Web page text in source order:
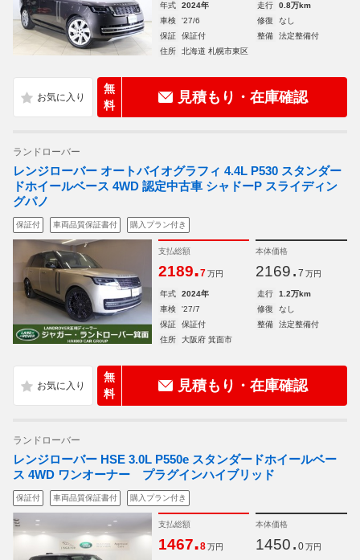
年式 2024年 走行
0.8万km
車検
'27/6 修復
なし
保証
保証付 整備
法定整備付
住所
北海道 札幌市東区
無
料
見積もり・在庫確認
ランドローバー
レンジローバー オートバイオグラフィ 4.4L P530 スタンダー
ドホイールベース 4WD 認定中古車 シャドーP スライディン
グパノ
保証付 車両品質保証書付 購入プラン付き
支払総額
2189.7 万円
本体価格
2169. 7 万円
年式 2024年 走行
1.2万km
車検
'27/7 修復
なし
保証
保証付 整備
法定整備付
住所
大阪府 箕面市
無
料
見積もり・在庫確認
ランドローバー
レンジローバー HSE 3.0L P550e スタンダードホイールベー
ス 4WD ワンオーナー プラグインハイブリッド
保証付 車両品質保証書付 購入プラン付き
支払総額
1467.8 万円
本体価格
1450. 0 万円